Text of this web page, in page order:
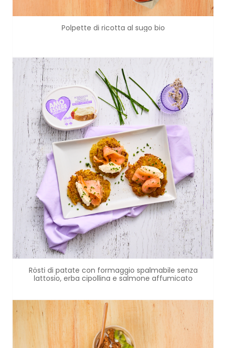
Polpette di ricotta al sugo bio
Rösti di patate con formaggio spalmabile senza
lattosio, erba cipollina e salmone affumicato